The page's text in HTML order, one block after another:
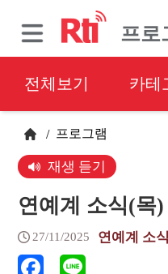
프로
전체보기 카테
/ 프로그램
재생 듣기
연예계 소식(목)
27/11/2025 연예계 소